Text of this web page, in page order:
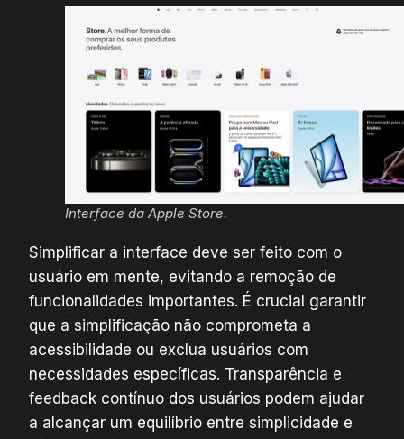
Interface da Apple Store.
Simplificar a interface deve ser feito com o
usuário em mente, evitando a remoção de
funcionalidades importantes. É crucial garantir
que a simplificação não comprometa a
acessibilidade ou exclua usuários com
necessidades específicas. Transparência e
feedback contínuo dos usuários podem ajudar
a alcançar um equilíbrio entre simplicidade e